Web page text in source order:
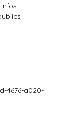
4676-a020-